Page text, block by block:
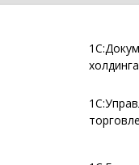
холдинга